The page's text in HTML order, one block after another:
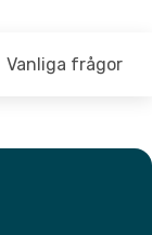
Vanliga frågor